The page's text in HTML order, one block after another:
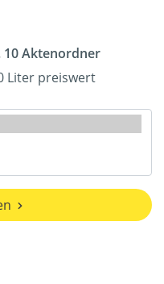
10 Aktenordner
Liter preiswert